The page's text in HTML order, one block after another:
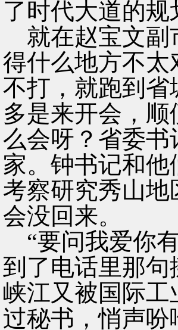
了时代大道的规
就在赵宝文副
得什么地方不
不打，就跑到
多是来开会，
么会呀？省委
家。钟书记和
考察研究秀山
会没回来。
“要问我爱你
到了电话里那
峡江又被国际
过秘书，悄声